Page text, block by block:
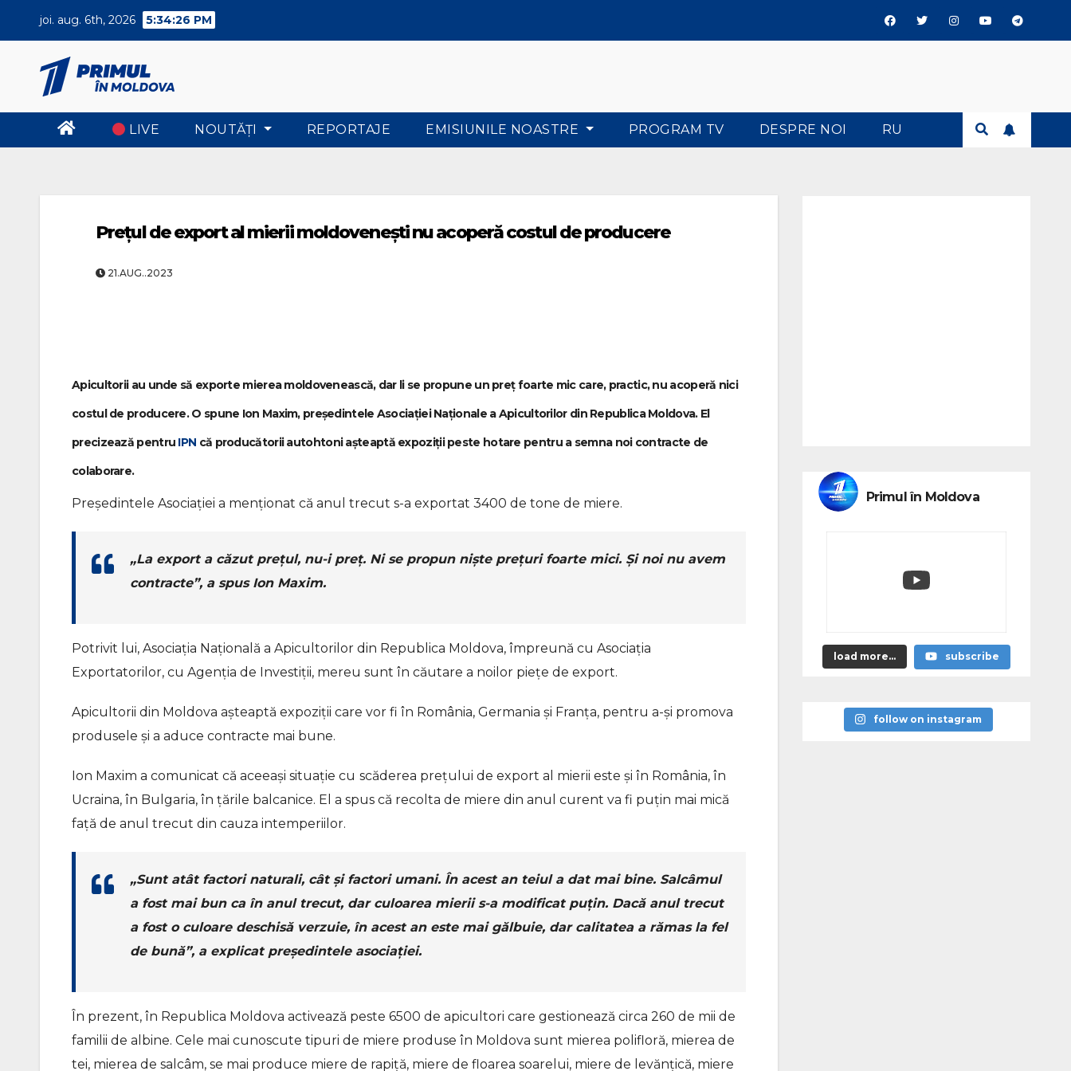
joi. aug. 6th, 2026 5:34:27 PM
LIVE NOUTĂŢI REPORTAJE EMISIUNILE NOASTRE PROGRAM TV DESPRE NOI RU
Prețul de export al mierii moldovenești nu acoperă costul de producere
21.AUG..2023
Apicultorii au unde să exporte mierea moldovenească, dar li se propune un preț foarte mic care, practic, nu acoperă nici
costul de producere. O spune Ion Maxim, președintele Asociației Naționale a Apicultorilor din Republica Moldova. El
precizează pentru IPN că producătorii autohtoni așteaptă expoziții peste hotare pentru a semna noi contracte de
colaborare.
Președintele Asociației a menționat că anul trecut s-a exportat 3400 de tone de miere.
„La export a căzut prețul, nu-i preț. Ni se propun niște prețuri foarte mici. Și noi nu avem
contracte”, a spus Ion Maxim.
Potrivit lui, Asociația Națională a Apicultorilor din Republica Moldova, împreună cu Asociația
Exportatorilor, cu Agenția de Investiții, mereu sunt în căutare a noilor piețe de export.
Apicultorii din Moldova așteaptă expoziții care vor fi în România, Germania și Franța, pentru a-și promova
produsele și a aduce contracte mai bune.
Ion Maxim a comunicat că aceeași situație cu scăderea prețului de export al mierii este și în România, în
Ucraina, în Bulgaria, în țările balcanice. El a spus că recolta de miere din anul curent va fi puțin mai mică
față de anul trecut din cauza intemperiilor.
„Sunt atât factori naturali, cât și factori umani. În acest an teiul a dat mai bine. Salcâmul
a fost mai bun ca în anul trecut, dar culoarea mierii s-a modificat puțin. Dacă anul trecut
a fost o culoare deschisă verzuie, în acest an este mai gălbuie, dar calitatea a rămas la fel
de bună”, a explicat președintele asociației.
În prezent, în Republica Moldova activează peste 6500 de apicultori care gestionează circa 260 de mii de
familii de albine. Cele mai cunoscute tipuri de miere produse în Moldova sunt mierea polifloră, mierea de
tei, mierea de salcâm, se mai produce miere de rapiță, miere de floarea soarelui, miere de levănțică, miere
Primul în Moldova
load more... subscribe
follow on instagram